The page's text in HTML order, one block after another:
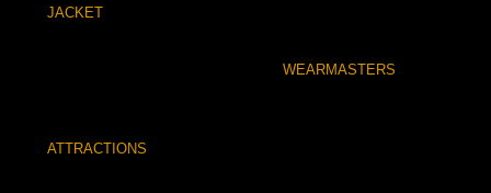
JACKET
WEARMASTERS
ATTRACTIONS